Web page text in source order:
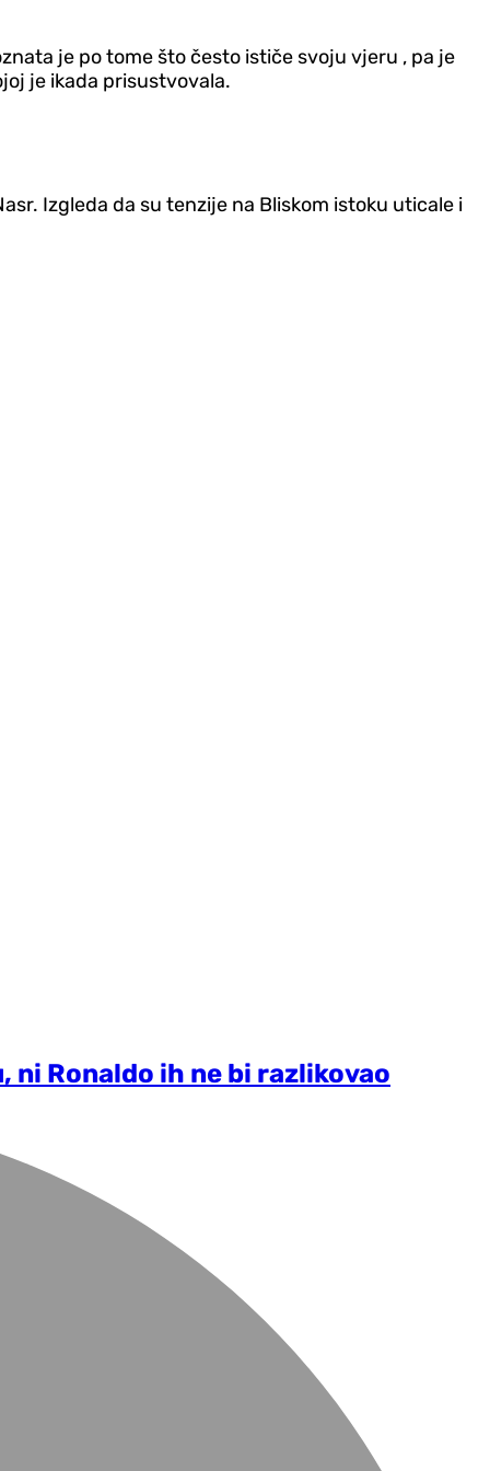
je po tome što često ističe svoju vjeru , pa je
je ikada prisustvovala.
Izgleda da su tenzije na Bliskom istoku uticale i
Ronaldo ih ne bi razlikovao